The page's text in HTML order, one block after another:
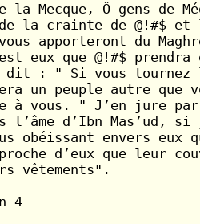
la Mecque, Ô gens de
la crainte de @!#$
apporteront du
eux que @!#$ prendra
: " Si vous tournez
un peuple autre que
à vous. " J’en jure
l’âme d’Ibn
obéissant envers eux
d’eux que leur
vêtements".
4